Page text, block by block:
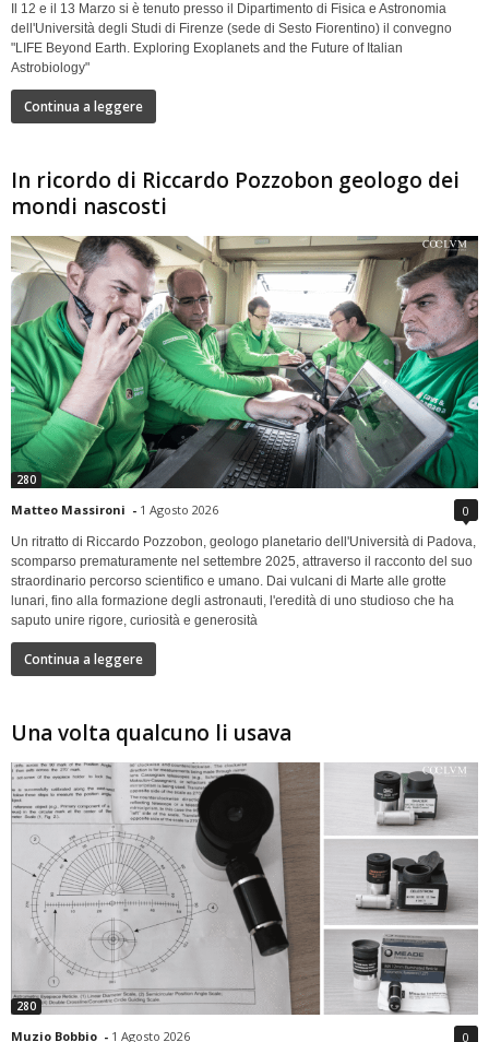
Il 12 e il 13 Marzo si è tenuto presso il Dipartimento di Fisica e Astronomia
dell'Università degli Studi di Firenze (sede di Sesto Fiorentino) il convegno
"LIFE Beyond Earth. Exploring Exoplanets and the Future of Italian
Astrobiology"
Continua a leggere
In ricordo di Riccardo Pozzobon geologo dei
mondi nascosti
280
Matteo Massironi - 1 Agosto 2026 0
Un ritratto di Riccardo Pozzobon, geologo planetario dell'Università di Padova,
scomparso prematuramente nel settembre 2025, attraverso il racconto del suo
straordinario percorso scientifico e umano. Dai vulcani di Marte alle grotte
lunari, fino alla formazione degli astronauti, l'eredità di uno studioso che ha
saputo unire rigore, curiosità e generosità
Continua a leggere
Una volta qualcuno li usava
280
Muzio Bobbio - 1 Agosto 2026 0